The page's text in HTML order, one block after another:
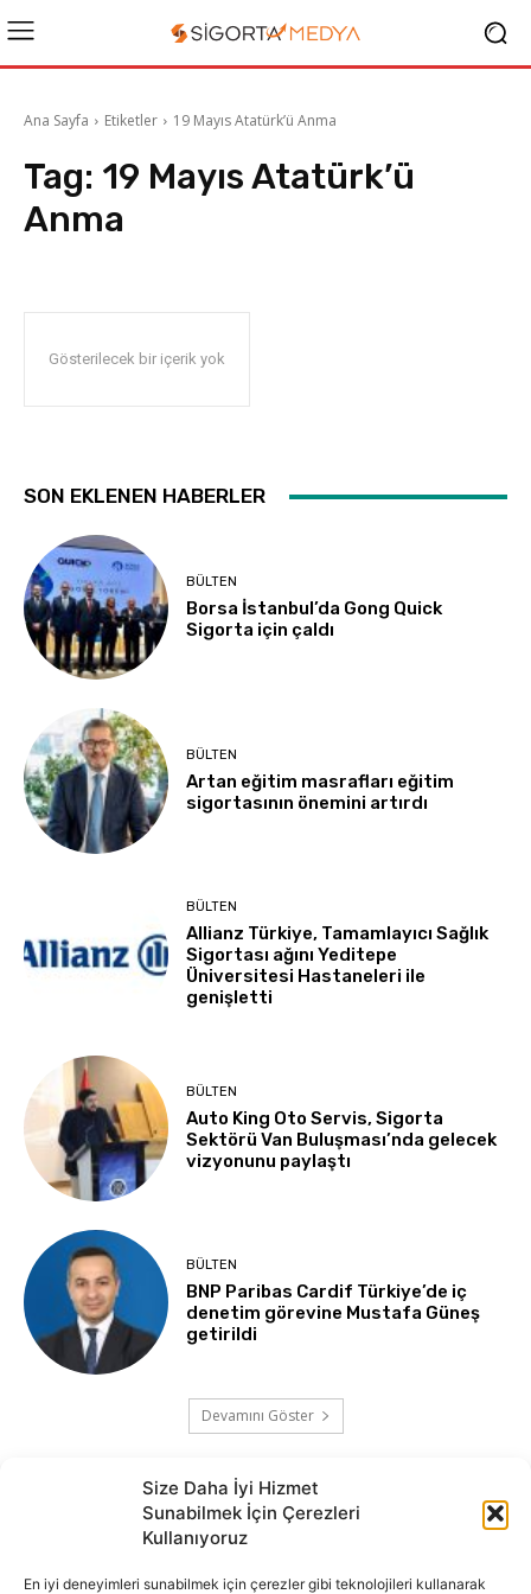
Size Daha İyi Hizmet
Sunabilmek İçin Çerezleri
Kullanıyoruz
En iyi deneyimleri sunabilmek için çerezler gibi teknolojileri kullanarak
Ana Sayfa Etiketler 19 Mayıs Atatürk’ü Anma
Tag: 19 Mayıs Atatürk’ü
Anma
Gösterilecek bir içerik yok
SON EKLENEN HABERLER
BÜLTEN
Borsa İstanbul’da Gong Quick
Sigorta için çaldı
BÜLTEN
Artan eğitim masrafları eğitim
sigortasının önemini artırdı
BÜLTEN
Allianz Türkiye, Tamamlayıcı Sağlık
Sigortası ağını Yeditepe
Üniversitesi Hastaneleri ile
genişletti
BÜLTEN
Auto King Oto Servis, Sigorta
Sektörü Van Buluşması’nda gelecek
vizyonunu paylaştı
BÜLTEN
BNP Paribas Cardif Türkiye’de iç
denetim görevine Mustafa Güneş
getirildi
Devamını Göster